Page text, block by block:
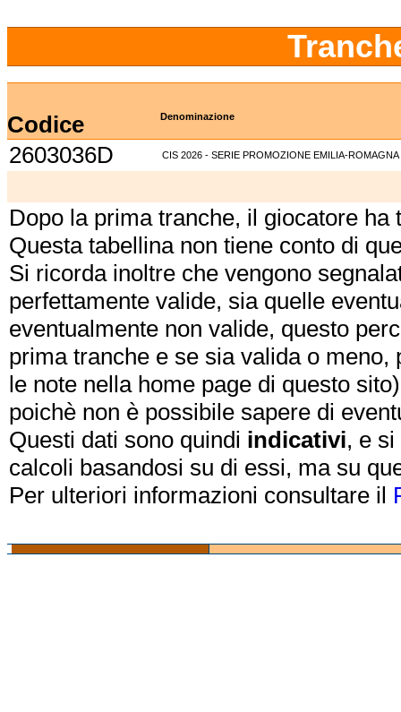
Codice Denominazione
2603036D CIS 2026 - SERIE PROMOZIONE EMILIA-
Dopo la prima tranche, il giocatore
Questa tabellina non tiene conto di
Si ricorda inoltre che vengono
perfettamente valide, sia quelle
eventualmente non valide, questo
prima tranche e se sia valida o
le note nella home page di questo
poichè non è possibile sapere di
Questi dati sono quindi indicativi, e
calcoli basandosi su di essi, ma su
Per ulteriori informazioni consultare il